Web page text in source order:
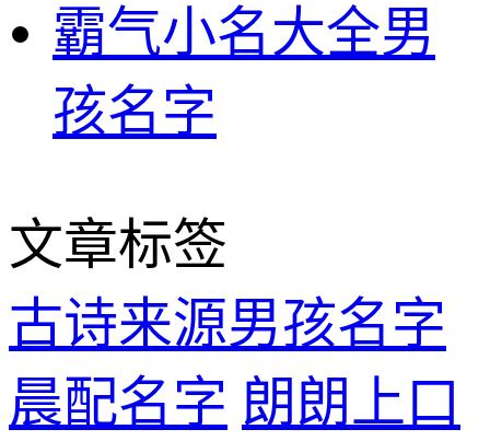
霸气小名大全男
孩名字
文章标签
古诗来源男孩名字
晨配名字 朗朗上口